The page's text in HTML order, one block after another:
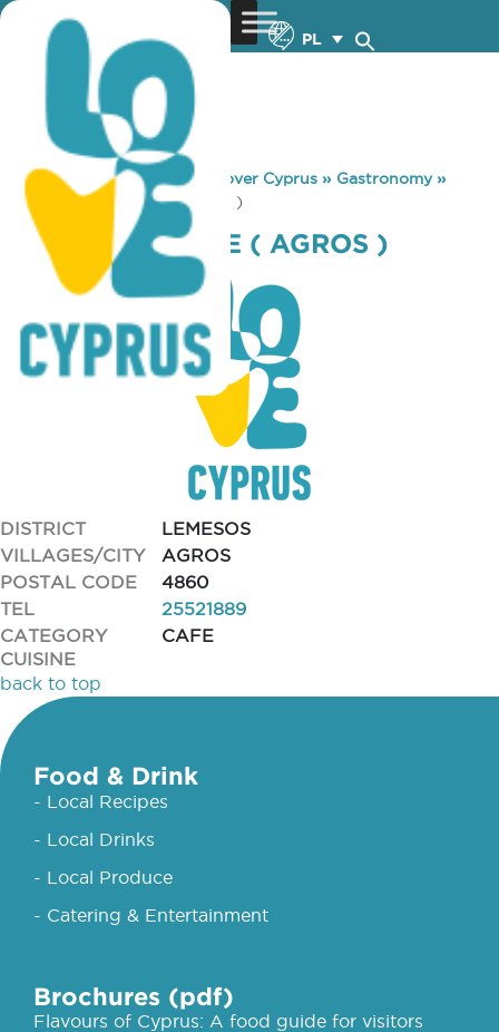
PL
You are here: Home »Discover Cyprus » Gastronomy»
PANTHEON CAFE ( AGROS )
PANTHEON CAFE ( AGROS )
DISTRICT
LEMESOS
VILLAGES/CITY
AGROS
POSTAL CODE
4860
TEL
25521889
CATEGORY
CAFE
CUISINE
back to top
Food & Drink
- Local Recipes
- Local Drinks
- Local Produce
- Catering & Entertainment
Brochures (pdf)
Flavours of Cyprus: A food guide for visitors